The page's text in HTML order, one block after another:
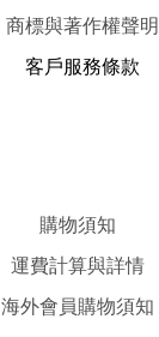
商標與著作權聲明
客戶服務條款
購物須知
運費計算與詳情
海外會員購物須知